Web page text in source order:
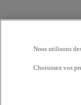
Nous utilisons
Choisissez vos